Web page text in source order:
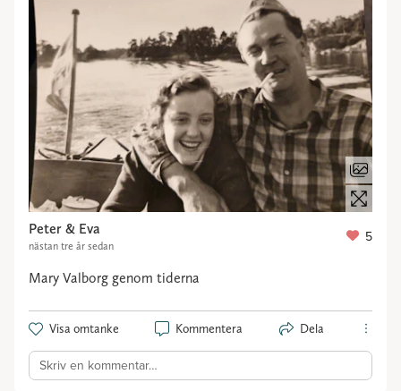
Peter & Eva
nästan tre år sedan
5
Mary Valborg genom tiderna
Visa omtanke Kommentera Dela
Skriv en kommentar…